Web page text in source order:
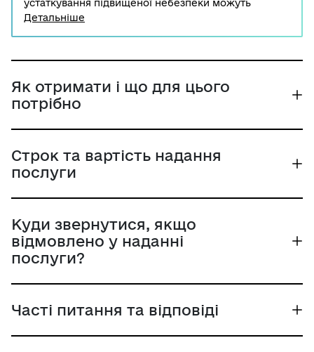
устаткування підвищеної небезпеки можуть
виконуватися за наявності відповідного дозволу.
імені та по батькові фізичної особи - підприємця
або зміни місцезнаходження суб'єкта
господарювання.
Детальніше
Як отримати і що для цього
потрібно
Строк та вартість надання
послуги
Куди звернутися, якщо
відмовлено у наданні
послуги?
Часті питання та відповіді